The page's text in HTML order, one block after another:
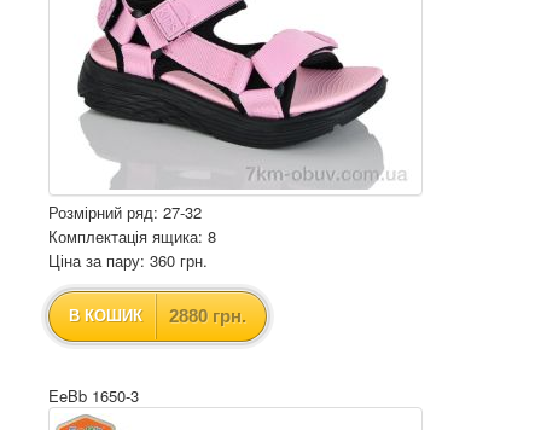
Розмірний ряд: 27-32
Комплектація ящика: 8
Ціна за пару: 360 грн.
В КОШИК 2880 грн.
EeBb 1650-3